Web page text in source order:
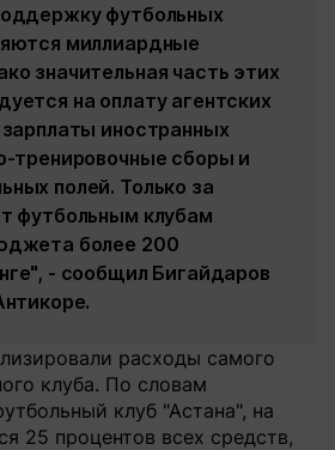
футбольных
миллиардные
значительная часть этих
на оплату агентских
иностранных
тренировочные сборы и
полей. Только за
футбольным клубам
более 200
- сообщил Бигайдаров
расходы самого
клуба. По словам
клуб "Астана", на
25 процентов всех средств,